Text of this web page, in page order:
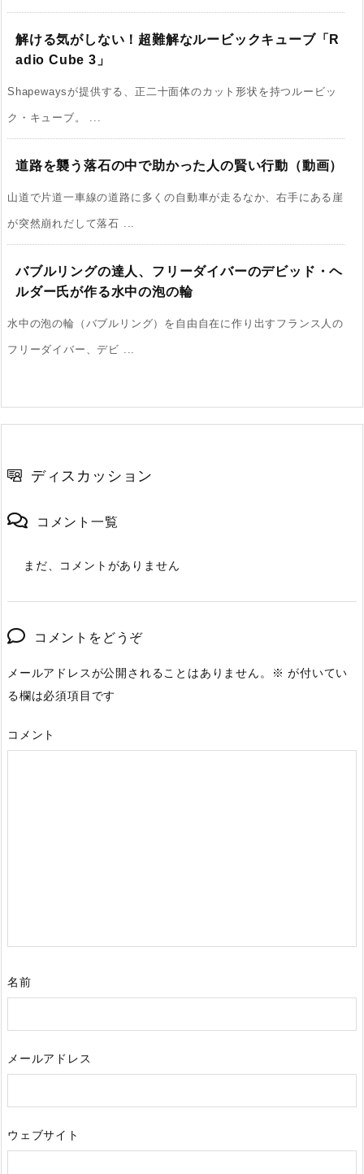
解ける気がしない！超難解なルービックキューブ「R
adio Cube 3」
Shapewaysが提供する、正二十面体のカット形状を持つルービッ
ク・キューブ。 ...
道路を襲う落石の中で助かった人の賢い行動（動画）
山道で片道一車線の道路に多くの自動車が走るなか、右手にある崖
が突然崩れだして落石 ...
バブルリングの達人、フリーダイバーのデビッド・ヘ
ルダー氏が作る水中の泡の輪
水中の泡の輪（バブルリング）を自由自在に作り出すフランス人の
フリーダイバー、デビ ...
ディスカッション
コメント一覧
まだ、コメントがありません
コメントをどうぞ
メールアドレスが公開されることはありません。 ※ が付いてい
る欄は必須項目です
コメント
名前
メールアドレス
ウェブサイト